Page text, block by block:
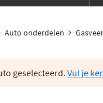
Auto onderdelen Gasveer
geselecteerd. Vul je